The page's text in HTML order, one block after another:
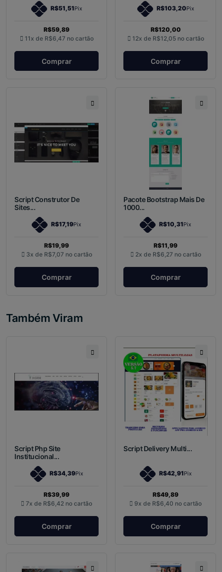
R$51,51Pix
R$59,89
11x de R$6,47 no cartão
Comprar
R$103,20Pix
R$120,00
12x de R$12,05 no cartão
Comprar
Script Construtor De
Sites...
R$17,19Pix
R$19,99
3x de R$7,07 no cartão
Comprar
Pacote Bootstrap Mais De
1000...
R$10,31Pix
R$11,99
2x de R$6,27 no cartão
Comprar
Também Viram
Script Php Site
Institucional...
R$34,39Pix
R$39,99
7x de R$6,42 no cartão
Comprar
Script Delivery Multi...
R$42,91Pix
R$49,89
9x de R$6,40 no cartão
Comprar